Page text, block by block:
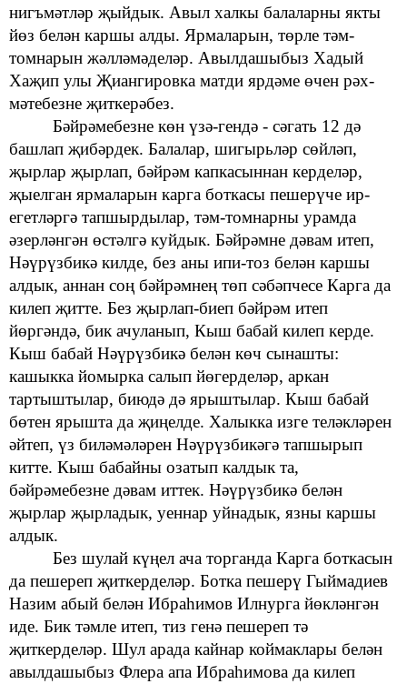
нигъмәтләр җыйдык. Авыл халкы балаларны якты
йөз белән каршы алды. Ярмаларын, төрле тәм-
томнарын жәлләмәделәр. Авылдашыбыз Хадый
Хаҗип улы Җиангировка матди ярдәме өчен рәх-
мәтебезне җиткерәбез.
Бәйрәмебезне көн үзә-гендә - сәгать 12 дә
башлап җибәрдек. Балалар, шигырьләр сөйләп,
җырлар җырлап, бәйрәм капкасыннан керделәр,
җыелган ярмаларын карга боткасы пешерүче ир-
егетләргә тапшырдылар, тәм-томнарны урамда
әзерләнгән өстәлгә куйдык. Бәйрәмне дәвам итеп,
Нәүрүзбикә килде, без аны ипи-тоз белән каршы
алдык, аннан соң бәйрәмнең төп сәбәпчесе Карга да
килеп җитте. Без җырлап-биеп бәйрәм итеп
йөргәндә, бик ачуланып, Кыш бабай килеп керде.
Кыш бабай Нәүрүзбикә белән көч сынашты:
кашыкка йомырка салып йөгерделәр, аркан
тартыштылар, биюдә дә ярыштылар. Кыш бабай
бөтен ярышта да җиңелде. Халыкка изге теләкләрен
әйтеп, үз биләмәләрен Нәүрүзбикәгә тапшырып
китте. Кыш бабайны озатып калдык та,
бәйрәмебезне дәвам иттек. Нәүрүзбикә белән
җырлар җырладык, уеннар уйнадык, язны каршы
алдык.
Без шулай күңел ача торганда Карга боткасын
да пешереп җиткерделәр. Ботка пешерү Гыймадиев
Назим абый белән Ибраһимов Илнурга йөкләнгән
иде. Бик тәмле итеп, тиз генә пешереп тә
җиткерделәр. Шул арада кайнар коймаклары белән
авылдашыбыз Флера апа Ибраһимова да килеп